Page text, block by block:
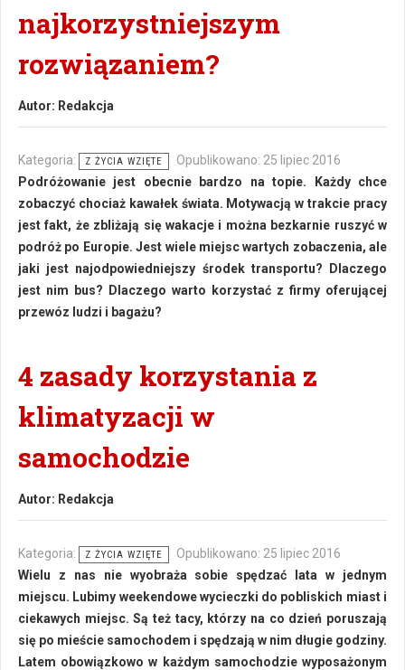
najkorzystniejszym
rozwiązaniem?
Autor: Redakcja
Kategoria: Z ŻYCIA WZIĘTE
Opublikowano: 25 lipiec 2016
Podróżowanie jest obecnie bardzo na topie. Każdy chce
zobaczyć chociaż kawałek świata. Motywacją w trakcie pracy
jest fakt, że zbliżają się wakacje i można bezkarnie ruszyć w
podróż po Europie. Jest wiele miejsc wartych zobaczenia, ale
jaki jest najodpowiedniejszy środek transportu? Dlaczego
jest nim bus? Dlaczego warto korzystać z firmy oferującej
przewóz ludzi i bagażu?
4 zasady korzystania z
klimatyzacji w
samochodzie
Autor: Redakcja
Kategoria: Z ŻYCIA WZIĘTE
Opublikowano: 25 lipiec 2016
Wielu z nas nie wyobraża sobie spędzać lata w jednym
miejscu. Lubimy weekendowe wycieczki do pobliskich miast i
ciekawych miejsc. Są też tacy, którzy na co dzień poruszają
się po mieście samochodem i spędzają w nim długie godziny.
Latem obowiązkowo w każdym samochodzie wyposażonym